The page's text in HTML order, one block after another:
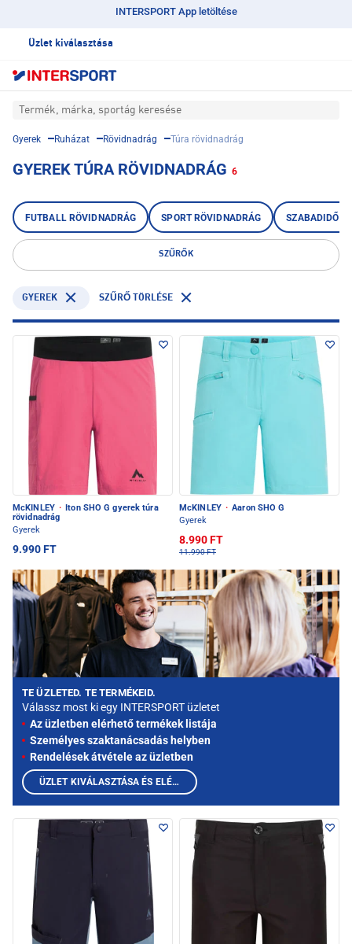
INTERSPORT App letöltése
Üzlet kiválasztása
Termék, márka, sportág keresése
Gyerek Ruházat Rövidnadrág Túra rövidnadrág
GYEREK TÚRA RÖVIDNADRÁG 6
FUTBALL RÖVIDNADRÁG SPORT RÖVIDNADRÁG SZABADIDŐ
SZŰRŐK
GYEREK SZŰRŐ TÖRLÉSE
McKINLEY · Iton SHO G gyerek túra
rövidnadrág
Gyerek
9.990 FT
McKINLEY · Aaron SHO G
Gyerek
8.990 FT
11.990 FT
TE ÜZLETED. TE TERMÉKEID.
Válassz most ki egy INTERSPORT üzletet
Az üzletben elérhető termékek listája
Személyes szaktanácsadás helyben
Rendelések átvétele az üzletben
ÜZLET KIVÁLASZTÁSA ÉS ELÉRHETŐ TERMÉKEK MEGTEKINTÉSE